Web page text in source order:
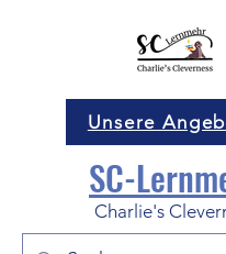
Unsere
SC-
Charlie's